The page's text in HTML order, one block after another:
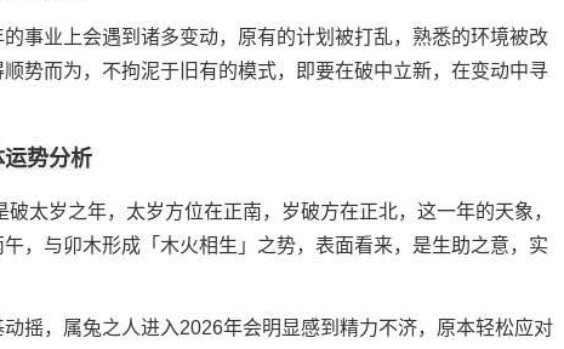
事业上会遇到诸多变动，原有的计划被打乱，熟悉的环境被改
势而为，不拘泥于旧有的模式，即要在破中立新，在变动中寻
势分析
太岁之年，太岁方位在正南，岁破方在正北，这一年的天象，
，与卯木形成「木火相生」之势，表面看来，是生助之意，实
摇，属兔之人进入2026年会明显感到精力不济，原本轻松应对